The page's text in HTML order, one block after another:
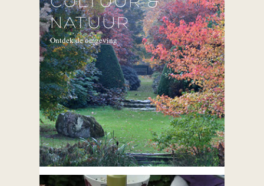
NATUUR
Ontdek de omgeving